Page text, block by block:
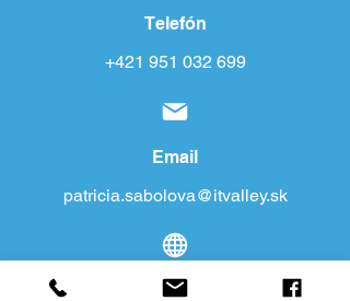
Telefón
+421 951 032 699
Email
patricia.sabolova@itvalley.sk
Web